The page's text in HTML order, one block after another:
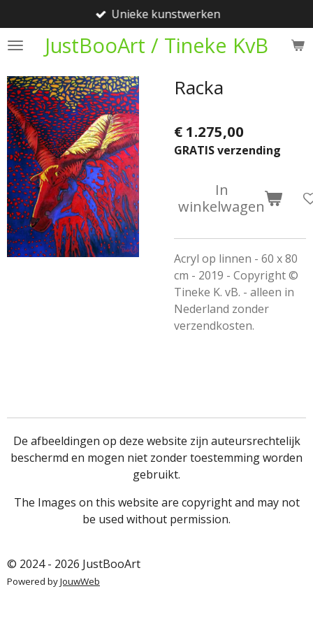
direct
naar
hoofdinhoud
JustBooArt / Tineke KvB
Unieke kunstwerken
Racka
€ 1.275,00
GRATIS verzending
In
winkelwagen
Acryl op linnen - 60 x 80
cm - 2019 - Copyright ©
Tineke K. vB. - alleen in
Nederland zonder
verzendkosten.
De afbeeldingen op deze website zijn auteursrechtelijk
beschermd en mogen niet zonder toestemming worden
gebruikt.
The Images on this website are copyright and may not
be used without permission.
© 2024 - 2026 JustBooArt
Powered byJouwWeb